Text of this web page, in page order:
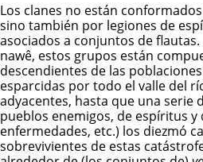
Los clanes no están
sino también por legiones de
asociados a conjuntos de flautas.
nawê, estos grupos están
descendientes de las
esparcidas por todo el valle del
adyacentes, hasta que una serie
pueblos enemigos, de espíritus y
enfermedades, etc.) los diezmó
sobrevivientes de estas